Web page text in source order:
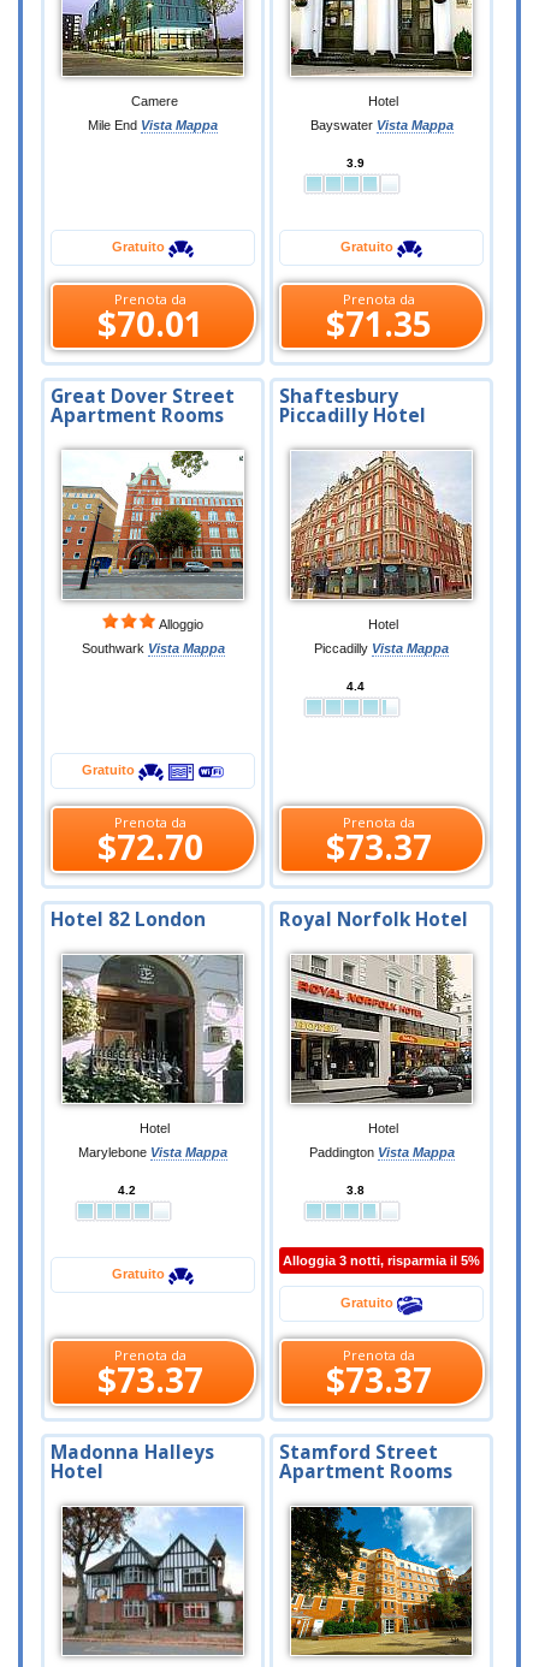
Camere
Mile End Vista Mappa
Gratuito
Prenota da
$70.01
Hotel
Bayswater Vista Mappa
3.9
Gratuito
Prenota da
$71.35
Great Dover Street
Apartment Rooms
Alloggio
Southwark Vista Mappa
Gratuito
Prenota da
$72.70
Shaftesbury
Piccadilly Hotel
Hotel
Piccadilly Vista Mappa
4.4
Prenota da
$73.37
Hotel 82 London
Hotel
Marylebone Vista Mappa
4.2
Gratuito
Prenota da
$73.37
Royal Norfolk Hotel
Hotel
Paddington Vista Mappa
3.8
Alloggia 3 notti, risparmia il 5%
Gratuito
Prenota da
$73.37
Madonna Halleys
Hotel
Stamford Street
Apartment Rooms